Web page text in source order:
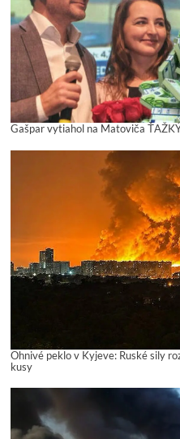
Gašpar vytiahol na Matoviča
Ohnivé peklo v Kyjeve: Ruské sily
kusy